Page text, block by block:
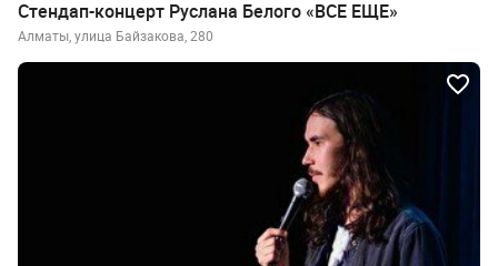
Стендап-концерт Руслана Белого «ВСЕ ЕЩЕ»
Алматы, улица Байзакова, 280